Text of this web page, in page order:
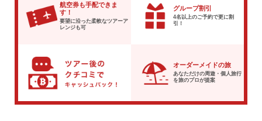
航空券も手配できま
す！
要望に沿った柔軟なツアーア
レンジも可
グループ割引
4名以上のご予約で更に割
引！
オーダーメイドの旅
あなただけの周遊・個人旅行
を旅のプロが提案